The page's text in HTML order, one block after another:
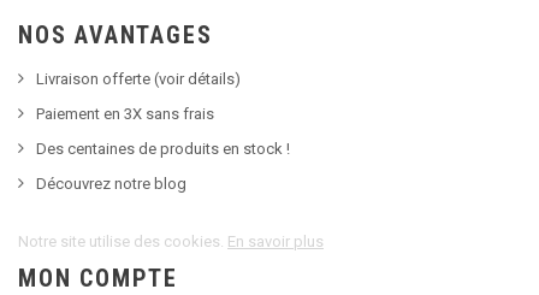
NOS AVANTAGES
Livraison offerte (voir détails)
Paiement en 3X sans frais
Des centaines de produits en stock !
Découvrez notre blog
Notre site utilise des cookies. En savoir plus
MON COMPTE